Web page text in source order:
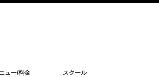
ュー/料金 スクール